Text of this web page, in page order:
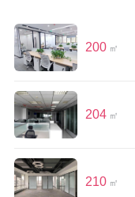
200 ㎡
204 ㎡
210 ㎡